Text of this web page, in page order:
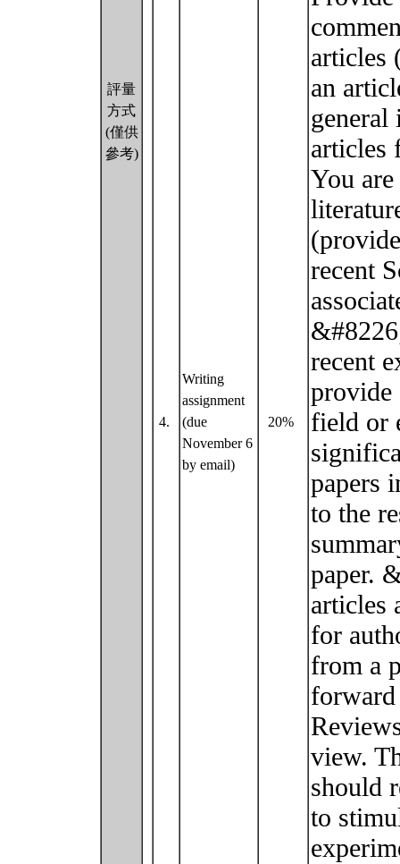
評量
方式
(僅供
參考)
4.
Writing
assignment
(due
November 6
by email)
20%
articles
an
general
articles
You
recent
recent
provide
field or
papers
to the
paper.
articles
for
from a
view.
should
to